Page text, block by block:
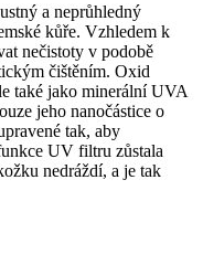
a neprůhledný
kůře. Vzhledem k
nečistoty v podobě
čištěním. Oxid
také jako minerální UVA
jeho nanočástice o
tak, aby
UV filtru zůstala
nedráždí, a je tak